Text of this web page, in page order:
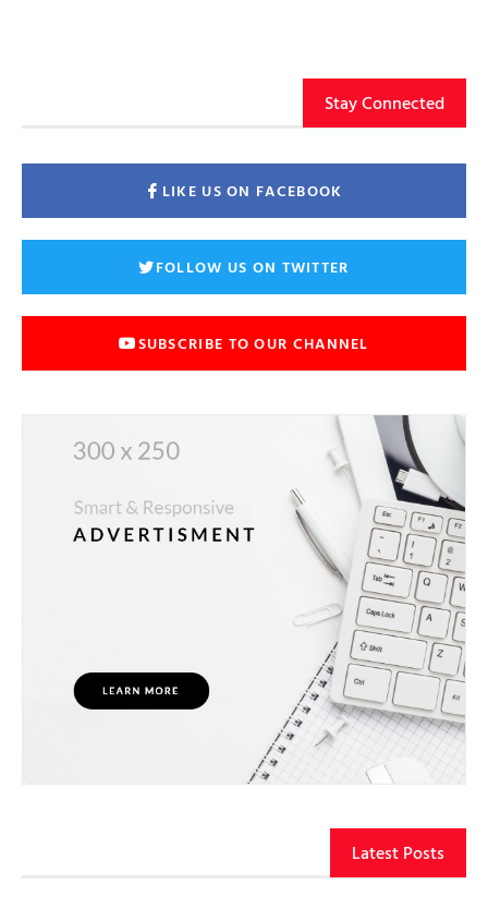
Stay Connected
LIKE US ON FACEBOOK
FOLLOW US ON TWITTER
SUBSCRIBE TO OUR CHANNEL
Latest Posts